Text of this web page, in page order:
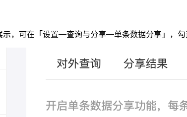
，可在「设置—查询与分享—单条数据分享」，